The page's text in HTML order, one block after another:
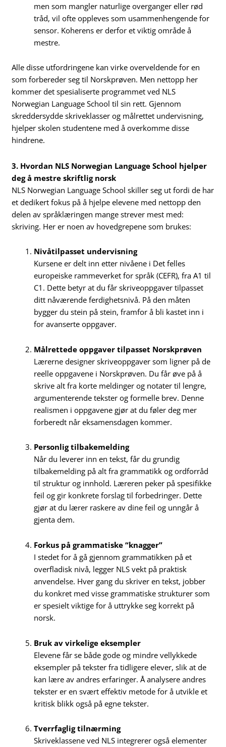
men som mangler naturlige overganger eller rød
tråd, vil ofte oppleves som usammenhengende for
sensor. Koherens er derfor et viktig område å
mestre.
Alle disse utfordringene kan virke overveldende for en
som forbereder seg til Norskprøven. Men nettopp her
kommer det spesialiserte programmet ved NLS
Norwegian Language School til sin rett. Gjennom
skreddersydde skriveklasser og målrettet undervisning,
hjelper skolen studentene med å overkomme disse
hindrene.
3. Hvordan NLS Norwegian Language School hjelper
deg å mestre skriftlig norsk
NLS Norwegian Language School skiller seg ut fordi de har
et dedikert fokus på å hjelpe elevene med nettopp den
delen av språklæringen mange strever mest med:
skriving. Her er noen av hovedgrepene som brukes:
Nivåtilpasset undervisning
Kursene er delt inn etter nivåene i Det felles
europeiske rammeverket for språk (CEFR), fra A1 til
C1. Dette betyr at du får skriveoppgaver tilpasset
ditt nåværende ferdighetsnivå. På den måten
bygger du stein på stein, framfor å bli kastet inn i
for avanserte oppgaver.
Målrettede oppgaver tilpasset Norskprøven
Lærerne designer skriveoppgaver som ligner på de
reelle oppgavene i Norskprøven. Du får øve på å
skrive alt fra korte meldinger og notater til lengre,
argumenterende tekster og formelle brev. Denne
realismen i oppgavene gjør at du føler deg mer
forberedt når eksamensdagen kommer.
Personlig tilbakemelding
Når du leverer inn en tekst, får du grundig
tilbakemelding på alt fra grammatikk og ordforråd
til struktur og innhold. Læreren peker på spesifikke
feil og gir konkrete forslag til forbedringer. Dette
gjør at du lærer raskere av dine feil og unngår å
gjenta dem.
Forkus på grammatiske “knagger”
I stedet for å gå gjennom grammatikken på et
overfladisk nivå, legger NLS vekt på praktisk
anvendelse. Hver gang du skriver en tekst, jobber
du konkret med visse grammatiske strukturer som
er spesielt viktige for å uttrykke seg korrekt på
norsk.
Bruk av virkelige eksempler
Elevene får se både gode og mindre vellykkede
eksempler på tekster fra tidligere elever, slik at de
kan lære av andres erfaringer. Å analysere andres
tekster er en svært effektiv metode for å utvikle et
kritisk blikk også på egne tekster.
Tverrfaglig tilnærming
Skriveklassene ved NLS integrerer også elementer